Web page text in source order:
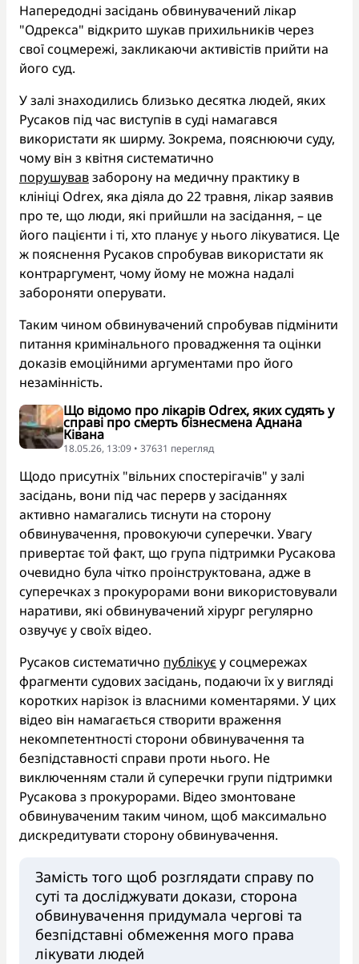
Напередодні засідань обвинувачений лікар
"Одрекса" відкрито шукав прихильників через
свої соцмережі, закликаючи активістів прийти на
його суд.
У залі знаходились близько десятка людей, яких
Русаков під час виступів в суді намагався
використати як ширму. Зокрема, пояснюючи суду,
чому він з квітня систематично
порушувавзаборону на медичну практику в
клініці Odrex, яка діяла до 22 травня, лікар заявив
про те, що люди, які прийшли на засідання, – це
його пацієнти і ті, хто планує у нього лікуватися. Це
ж пояснення Русаков спробував використати як
контраргумент, чому йому не можна надалі
забороняти оперувати.
Таким чином обвинувачений спробував підмінити
питання кримінального провадження та оцінки
доказів емоційними аргументами про його
незамінність.
Що відомо про лікарів Odrex, яких судять у
справі про смерть бізнесмена Аднана
Ківана
18.05.26, 13:09 • 37631 перегляд
Щодо присутніх "вільних спостерігачів" у залі
засідань, вони під час перерв у засіданнях
активно намагались тиснути на сторону
обвинувачення, провокуючи суперечки. Увагу
привертає той факт, що група підтримки Русакова
очевидно була чітко проінструктована, адже в
суперечках з прокурорами вони використовували
наративи, які обвинувачений хірург регулярно
озвучує у своїх відео.
Русаков систематично публікує у соцмережах
фрагменти судових засідань, подаючи їх у вигляді
коротких нарізок із власними коментарями. У цих
відео він намагається створити враження
некомпетентності сторони обвинувачення та
безпідставності справи проти нього. Не
виключенням стали й суперечки групи підтримки
Русакова з прокурорами. Відео змонтоване
обвинуваченим таким чином, щоб максимально
дискредитувати сторону обвинувачення.
Замість того щоб розглядати справу по
суті та досліджувати докази, сторона
обвинувачення придумала чергові та
безпідставні обмеження мого права
лікувати людей